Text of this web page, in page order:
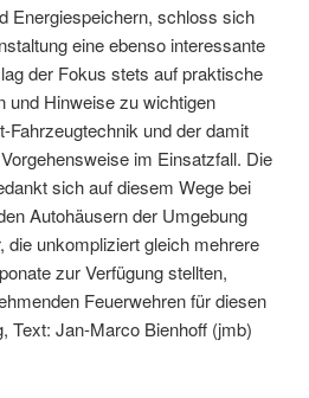
Energiespeichern, schloss sich
eine ebenso interessante
der Fokus stets auf praktische
und Hinweise zu wichtigen
Fahrzeugtechnik und der damit
im Einsatzfall. Die
sich auf diesem Wege bei
Autohäusern der Umgebung
die unkompliziert gleich mehrere
zur Verfügung stellten,
Feuerwehren für diesen
Text: Jan-Marco Bienhoff (jmb)